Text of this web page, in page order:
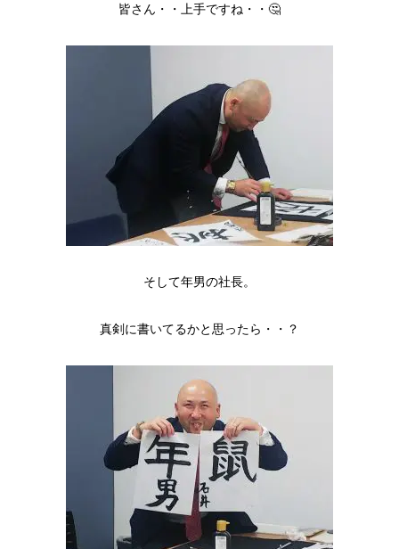
皆さん・・上手ですね・・🤔
そして年男の社長。
真剣に書いてるかと思ったら・・？